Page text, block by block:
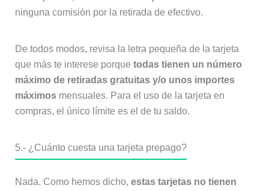
ninguna comisión por la retirada de efectivo.
De todos modos, revisa la letra pequeña de la tarjeta
que más te interese porque todas tienen un número
máximo de retiradas gratuitas y/o unos importes
máximosmensuales. Para el uso de la tarjeta en
compras, el único límite es el de tu saldo.
5.- ¿Cuánto cuesta una tarjeta prepago?
Nada. Como hemos dicho, estas tarjetas no tienen